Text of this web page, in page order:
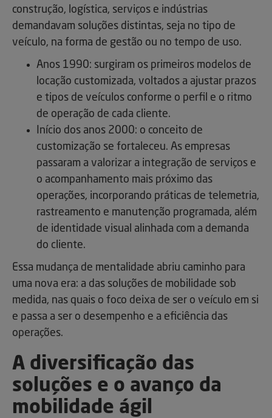
construção, logística, serviços e indústrias
demandavam soluções distintas, seja no tipo de
veículo, na forma de gestão ou no tempo de uso.
Anos 1990: surgiram os primeiros modelos de
locação customizada, voltados a ajustar prazos
e tipos de veículos conforme o perfil e o ritmo
de operação de cada cliente.
Início dos anos 2000: o conceito de
customização se fortaleceu. As empresas
passaram a valorizar a integração de serviços e
o acompanhamento mais próximo das
operações, incorporando práticas de telemetria,
rastreamento e manutenção programada, além
de identidade visual alinhada com a demanda
do cliente.
Essa mudança de mentalidade abriu caminho para
uma nova era: a das soluções de mobilidade sob
medida, nas quais o foco deixa de ser o veículo em si
e passa a ser o desempenho e a eficiência das
operações.
A diversificação das
soluções e o avanço da
mobilidade ágil